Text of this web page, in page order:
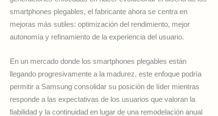
smartphones plegables, el fabricante ahora se centra en
mejoras más sutiles: optimización del rendimiento, mejor
autonomía y refinamiento de la experiencia del usuario.
En un mercado donde los smartphones plegables están
llegando progresivamente a la madurez, este enfoque podría
permitir a Samsung consolidar su posición de líder mientras
responde a las expectativas de los usuarios que valoran la
fiabilidad y la continuidad en lugar de una remodelación anual